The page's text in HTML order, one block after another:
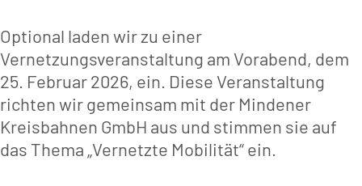
Optional laden wir zu einer
Vernetzungsveranstaltung am Vorabend, dem
25. Februar 2026, ein. Diese Veranstaltung
richten wir gemeinsam mit der Mindener
Kreisbahnen GmbH aus und stimmen sie auf
das Thema „Vernetzte Mobilität“ ein.